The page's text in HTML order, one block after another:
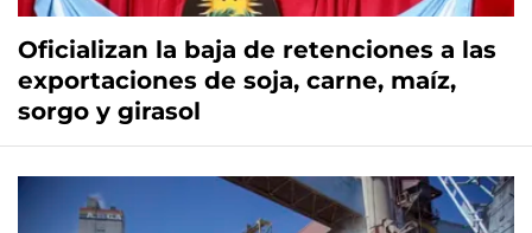
Oficializan la baja de retenciones a las
exportaciones de soja, carne, maíz,
sorgo y girasol